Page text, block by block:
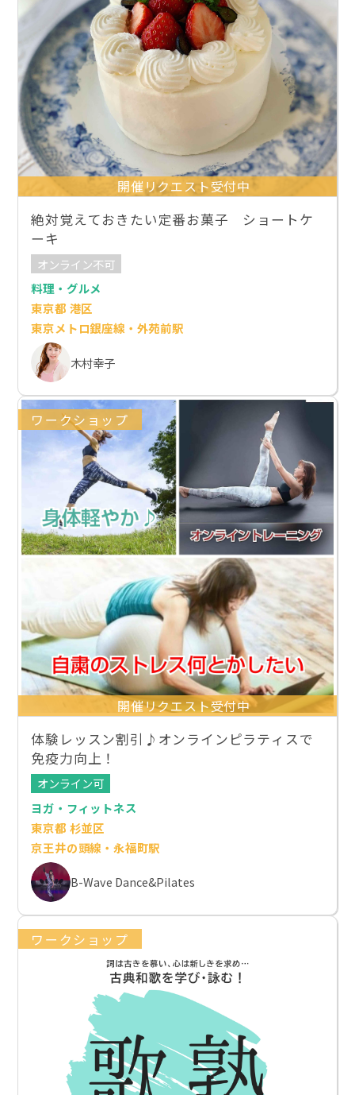
開催リクエスト受付中
絶対覚えておきたい定番お菓子 ショートケ
ーキ
オンライン不可
料理・グルメ
東京都 港区
東京メトロ銀座線・外苑前駅
木村幸子
ワークショップ
開催リクエスト受付中
体験レッスン割引♪オンラインピラティスで
免疫力向上！
オンライン可
ヨガ・フィットネス
東京都 杉並区
京王井の頭線・永福町駅
B-Wave Dance&Pilates
ワークショップ